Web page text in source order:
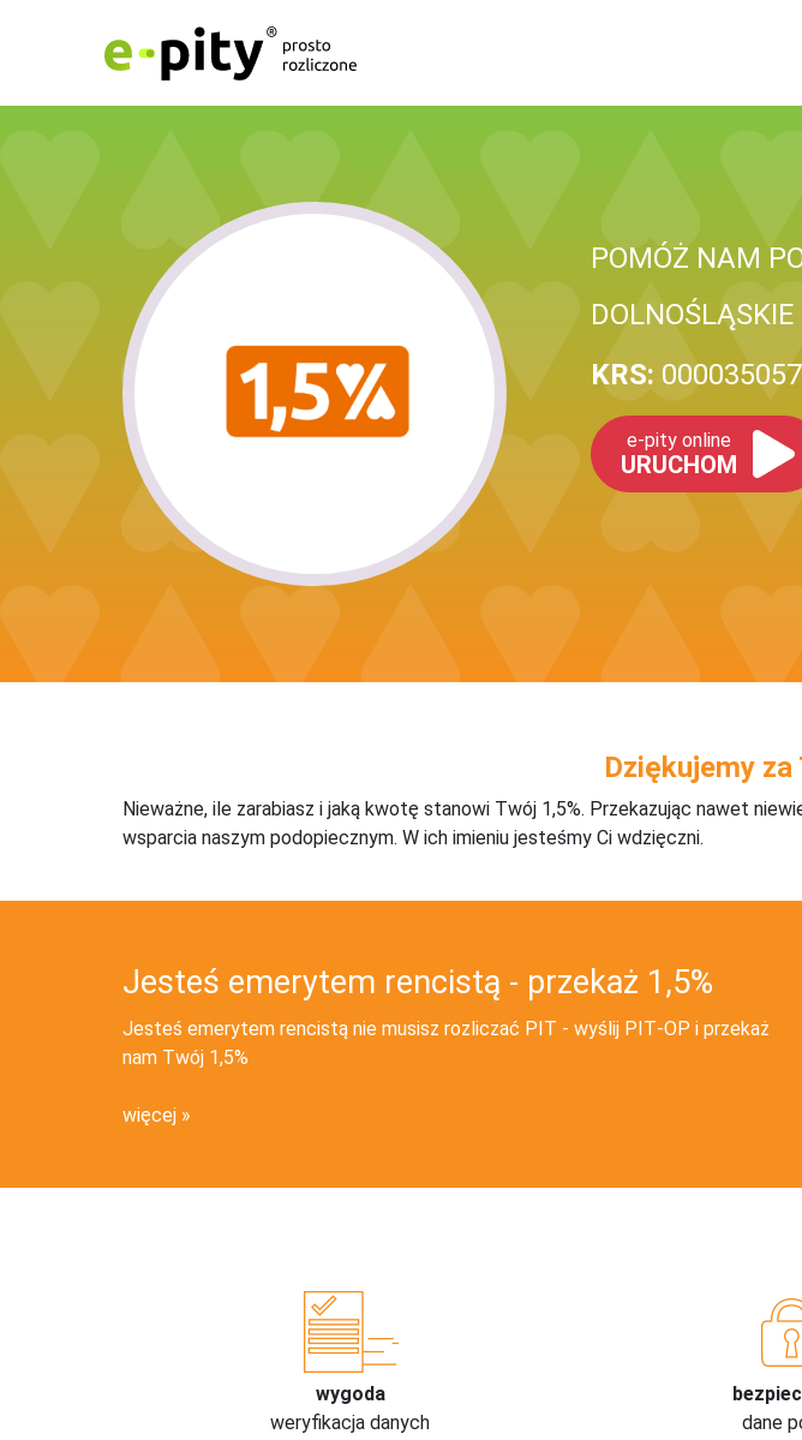
POMÓŻ NAM
KRS:
e-pity online
URUCHOM
Dziękujemy
Nieważne, ile zarabiasz i jaką kwotę stanowi Twój 1,5%. Przekazując nawet
wsparcia naszym podopiecznym. W ich imieniu jesteśmy Ci wdzięczni.
Jesteś emerytem rencistą - przekaż 1,5%
Jesteś emerytem rencistą nie musisz rozliczać PIT - wyślij PIT‑OP i przekaż
nam Twój 1,5%
więcej
wygoda
weryfikacja danych
dane